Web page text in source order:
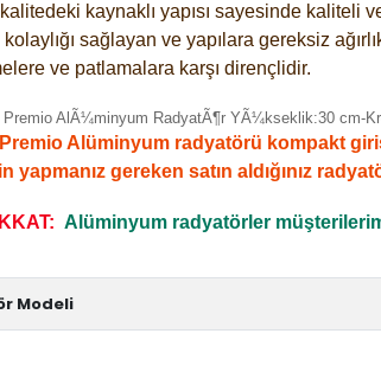
kaynaklı yapısı sayesinde kaliteli
sağlayan ve yapılara gereksiz
ve patlamalara karşı dirençlidir.
Alüminyum radyatörü kompakt
yapmanız gereken satın aldığınız
Alüminyum radyatörler
Modeli